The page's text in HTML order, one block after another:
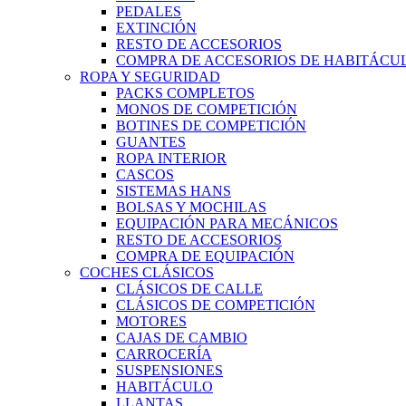
PEDALES
EXTINCIÓN
RESTO DE ACCESORIOS
COMPRA DE ACCESORIOS DE
ROPA Y SEGURIDAD
PACKS COMPLETOS
MONOS DE COMPETICIÓN
BOTINES DE COMPETICIÓN
GUANTES
ROPA INTERIOR
CASCOS
SISTEMAS HANS
BOLSAS Y MOCHILAS
EQUIPACIÓN PARA MECÁNICOS
RESTO DE ACCESORIOS
COMPRA DE EQUIPACIÓN
COCHES CLÁSICOS
CLÁSICOS DE CALLE
CLÁSICOS DE COMPETICIÓN
MOTORES
CAJAS DE CAMBIO
CARROCERÍA
SUSPENSIONES
HABITÁCULO
LLANTAS